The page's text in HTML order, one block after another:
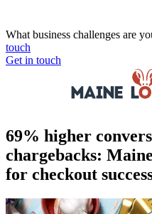
What business challenges are
touch
Get in touch
69% higher
chargebacks:
for checkout